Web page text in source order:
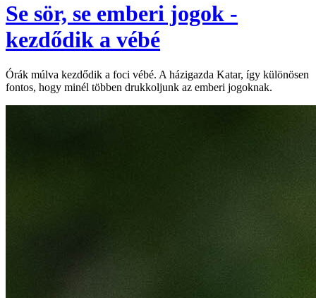
Se sör, se emberi jogok -
kezdődik a vébé
Órák múlva kezdődik a foci vébé. A házigazda Katar, így különösen
fontos, hogy minél többen drukkoljunk az emberi jogoknak.